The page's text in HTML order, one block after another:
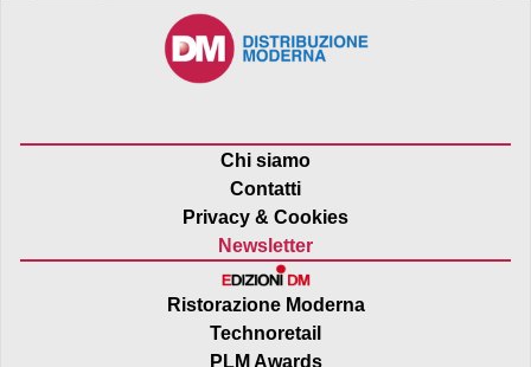
Chi siamo
Contatti
Privacy & Cookies
Newsletter
Ristorazione Moderna
Technoretail
PLM Awards